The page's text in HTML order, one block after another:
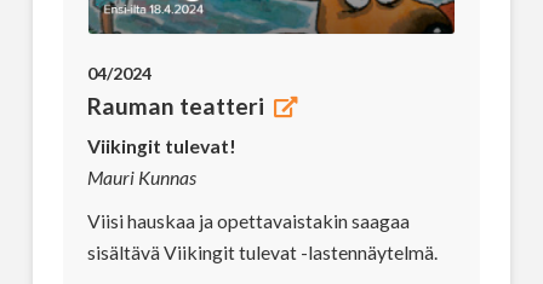
04/2024
Rauman teatteri
Viikingit tulevat!
Mauri Kunnas
Viisi hauskaa ja opettavaistakin saagaa
sisältävä Viikingit tulevat -lastennäytelmä.